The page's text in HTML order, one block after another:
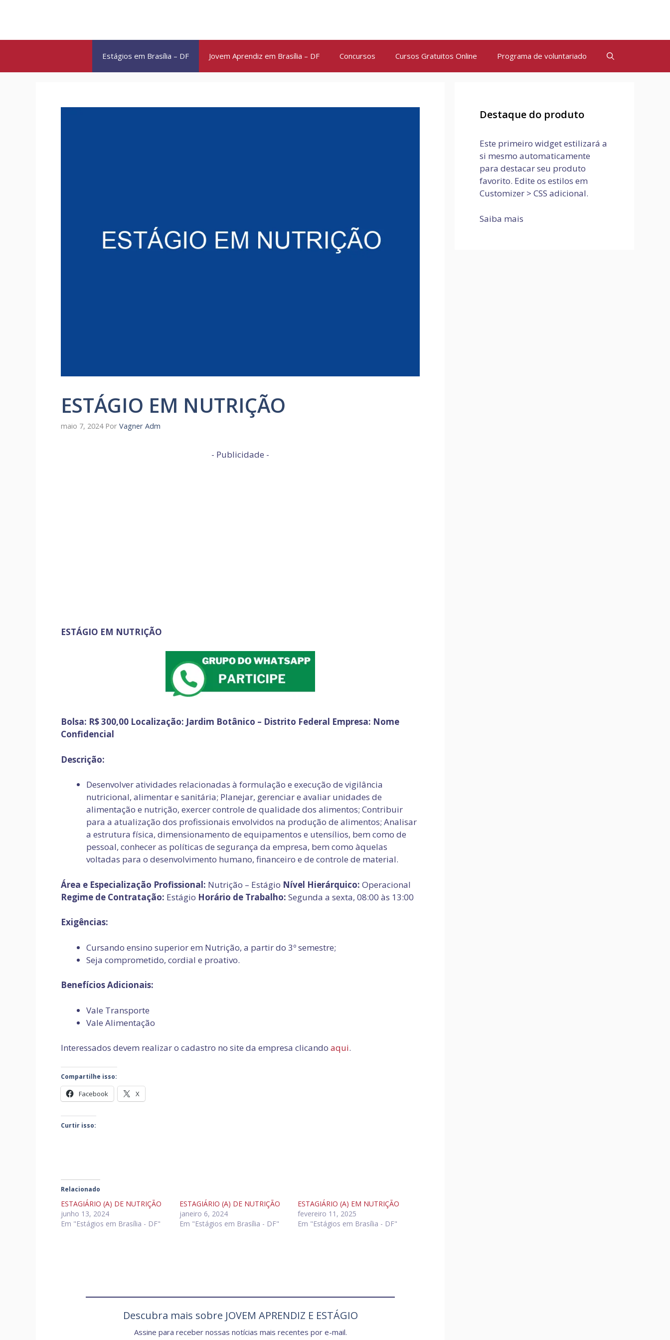
conteúdo
Estágios em Brasília – DF Jovem Aprendiz em Brasília – DF Concursos Cursos Gratuitos Online Programa de voluntariado
ESTÁGIO EM NUTRIÇÃO
maio 7, 2024 Por Vagner Adm
- Publicidade -
ESTÁGIO EM NUTRIÇÃO
Bolsa: R$ 300,00 Localização: Jardim Botânico – Distrito Federal Empresa: Nome
Confidencial
Descrição:
Desenvolver atividades relacionadas à formulação e execução de vigilância
nutricional, alimentar e sanitária; Planejar, gerenciar e avaliar unidades de
alimentação e nutrição, exercer controle de qualidade dos alimentos; Contribuir
para a atualização dos profissionais envolvidos na produção de alimentos; Analisar
a estrutura física, dimensionamento de equipamentos e utensílios, bem como de
pessoal, conhecer as políticas de segurança da empresa, bem como àquelas
voltadas para o desenvolvimento humano, financeiro e de controle de material.
Área e Especialização Profissional: Nutrição – Estágio Nível Hierárquico: Operacional
Regime de Contratação: Estágio Horário de Trabalho: Segunda a sexta, 08:00 às 13:00
Exigências:
Cursando ensino superior em Nutrição, a partir do 3º semestre;
Seja comprometido, cordial e proativo.
Benefícios Adicionais:
Vale Transporte
Vale Alimentação
Interessados devem realizar o cadastro no site da empresa clicando aqui.
Compartilhe isso:
Facebook X
Curtir isso:
Relacionado
ESTAGIÁRIO (A) DE NUTRIÇÃO
junho 13, 2024
Em "Estágios em Brasília - DF"
ESTAGIÁRIO (A) DE NUTRIÇÃO
janeiro 6, 2024
Em "Estágios em Brasília - DF"
ESTAGIÁRIO (A) EM NUTRIÇÃO
fevereiro 11, 2025
Em "Estágios em Brasília - DF"
Descubra mais sobre JOVEM APRENDIZ E ESTÁGIO
Assine para receber nossas notícias mais recentes por e-mail.
Destaque do produto
Este primeiro widget estilizará a
si mesmo automaticamente
para destacar seu produto
favorito. Edite os estilos em
Customizer > CSS adicional.
Saiba mais